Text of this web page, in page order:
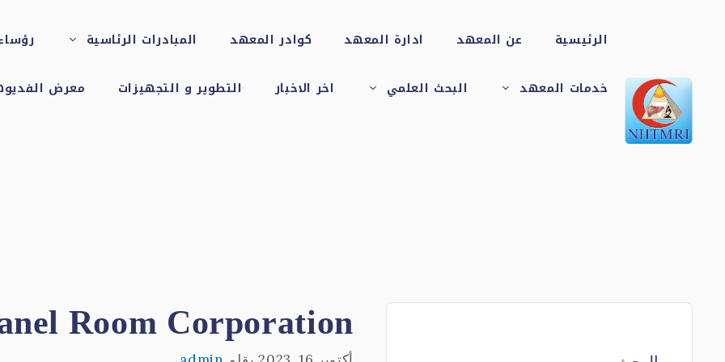
المحتوى
الرئيسية عن المعهد ادارة المعهد كوادر المعهد المبادرات الرئاسية
خدمات المعهد
الهضمي
البحث العلمي اخر الاخبار التطوير و التجهيزات معرض
Room Corporation